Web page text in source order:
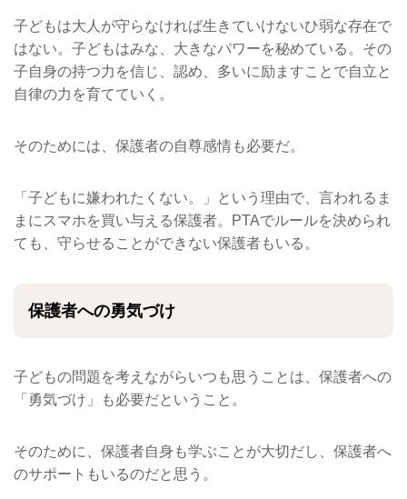
子どもは大人が守らなければ生きていけないひ弱な存在で
はない。子どもはみな、大きなパワーを秘めている。その
子自身の持つ力を信じ、認め、多いに励ますことで自立と
自律の力を育てていく。
そのためには、保護者の自尊感情も必要だ。
「子どもに嫌われたくない。」という理由で、言われるま
まにスマホを買い与える保護者。PTAでルールを決められ
ても、守らせることができない保護者もいる。
保護者への勇気づけ
子どもの問題を考えながらいつも思うことは、保護者への
「勇気づけ」も必要だということ。
そのために、保護者自身も学ぶことが大切だし、保護者へ
のサポートもいるのだと思う。